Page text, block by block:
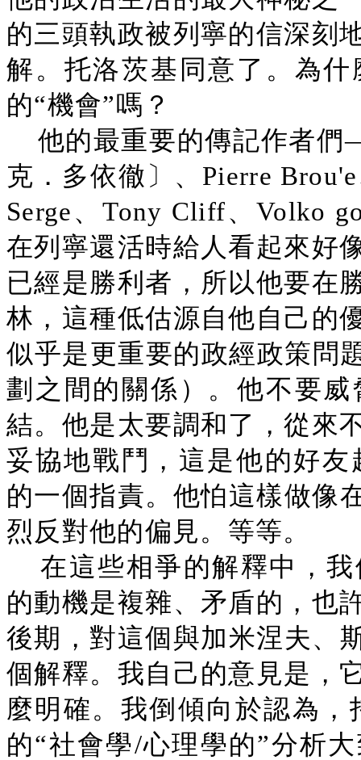
的三頭執政被列寧的信深刻
解。托洛茨基同意了。為
的“機會”嗎？
他的最重要的傳記作者
克．多依徹〕、Pierre
Serge、Tony Cliff、Volko
在列寧還活時給人看起來好
已經是勝利者，所以他要在
林，這種低估源自他自己的
似乎是更重要的政經政策問
劃之間的關係）。他不要
結。他是太要調和了，從來
妥協地戰鬥，這是他的好
的一個指責。他怕這樣做像
烈反對他的偏見。等等。
在這些相爭的解釋中，
的動機是複雜、矛盾的，也
後期，對這個與加米涅夫、
個解釋。我自己的意見是，
麼明確。我倒傾向於認為
的“社會學/心理學的”分析